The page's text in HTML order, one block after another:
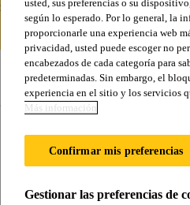
de construcción
Innovaciones Destacadas
usted, sus preferencias o su
según lo esperado. Por lo general, la
proporcionarle una experiencia web
privacidad, usted puede escoger no
encabezados de cada categoría para
predeterminadas. Sin embargo, el
experiencia en el sitio y los servicios
Más información
Confirmar mis preferencias
Gestionar las preferencias de